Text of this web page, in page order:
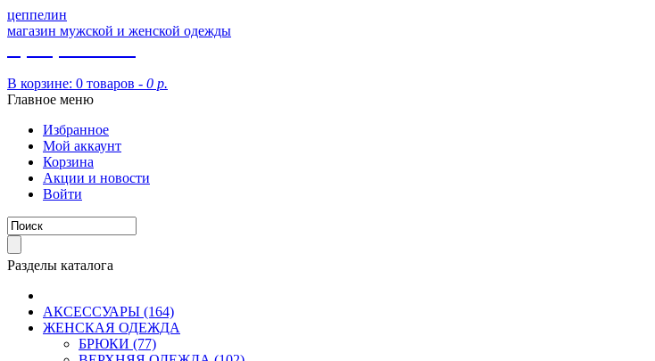
цеппелин
магазин мужской и женской одежды
В корзине: 0 товаров - 0 р.
Главное меню
Избранное
Мой аккаунт
Корзина
Акции и новости
Войти
Разделы каталога
АКСЕССУАРЫ (164)
ЖЕНСКАЯ ОДЕЖДА
БРЮКИ (77)